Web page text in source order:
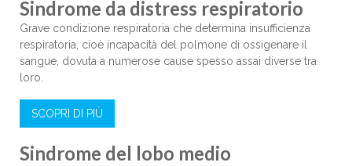
Sindrome da distress respiratorio
Grave condizione respiratoria che determina insufficienza
respiratoria, cioè incapacità del polmone di ossigenare il
sangue, dovuta a numerose cause spesso assai diverse tra
loro.
SCOPRI DI PIÙ
Sindrome del lobo medio